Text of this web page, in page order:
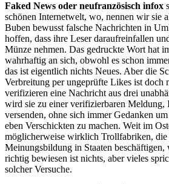
Faked News oder neufranzösisch infox
schönen Internetwelt, wo, nennen wir sie
Buben bewusst falsche Nachrichten in
hoffen, dass ihre Leser daraufreinfallen
Münze nehmen. Das gedruckte Wort hat
wahrhaftig an sich, obwohl es schon
das ist eigentlich nichts Neues. Aber die
Verbreitung per ungeprüfte Likes ist doch
verifizieren eine Nachricht aus drei
wird sie zu einer verifizierbaren Meldung,
versenden, ohne sich immer Gedanken
eben Verschickten zu machen. Weit im
möglicherweise wirklich Trollfabriken, die
Meinungsbildung in Staaten beschäftigen,
richtig bewiesen ist nichts, aber vieles
solcher Versuche.